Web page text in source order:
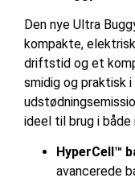
Den nye Ultra
kompakte,
driftstid og et
smidig og praktisk
ideel til brug i både
HyperCell™
avancerede